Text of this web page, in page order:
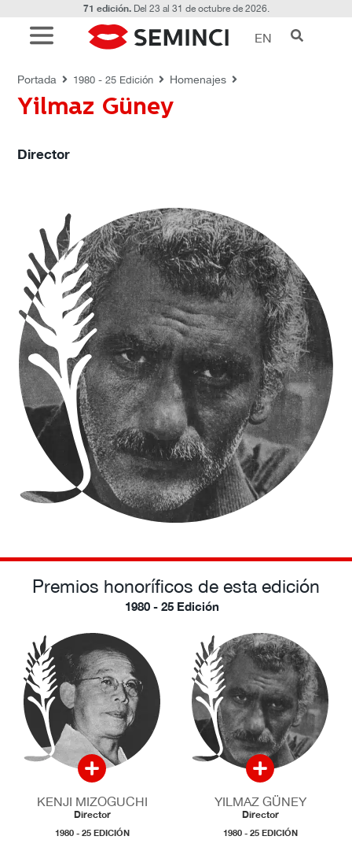
71 edición.Del 23 al 31 de octubre de 2026.
EN
Portada 1980 - 25 Edición Homenajes
Yilmaz Güney
Director
HOMENAJES
Premios honoríficos de esta edición
1980 - 25 Edición
KENJI MIZOGUCHI
Director
1980 - 25 EDICIÓN
YILMAZ GÜNEY
Director
1980 - 25 EDICIÓN